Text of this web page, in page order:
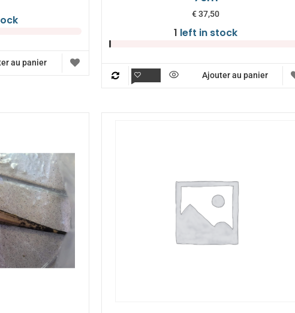
au panier
€37,50
1 left in stock
Ajouter au panier